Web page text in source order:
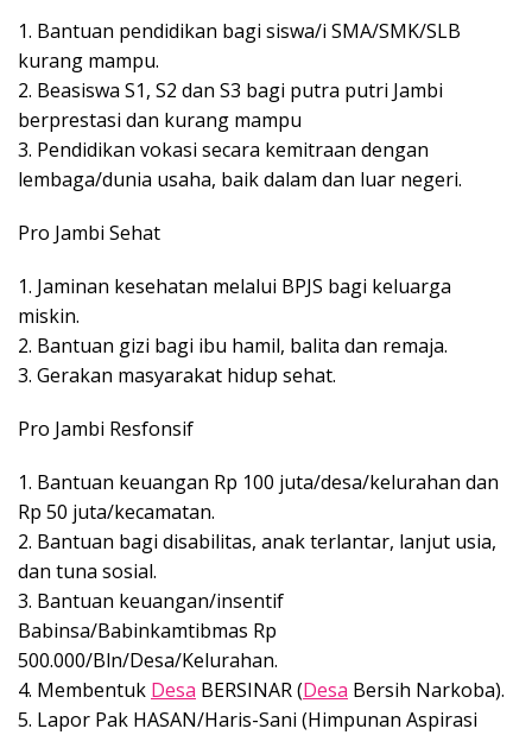
1. Bantuan pendidikan bagi siswa/i SMA/SMK/SLB
kurang mampu.
2. Beasiswa S1, S2 dan S3 bagi putra putri Jambi
berprestasi dan kurang mampu
3. Pendidikan vokasi secara kemitraan dengan
lembaga/dunia usaha, baik dalam dan luar negeri.
Pro Jambi Sehat
1. Jaminan kesehatan melalui BPJS bagi keluarga
miskin.
2. Bantuan gizi bagi ibu hamil, balita dan remaja.
3. Gerakan masyarakat hidup sehat.
Pro Jambi Resfonsif
1. Bantuan keuangan Rp 100 juta/desa/kelurahan dan
Rp 50 juta/kecamatan.
2. Bantuan bagi disabilitas, anak terlantar, lanjut usia,
dan tuna sosial.
3. Bantuan keuangan/insentif
Babinsa/Babinkamtibmas Rp
500.000/Bln/Desa/Kelurahan.
4. Membentuk Desa BERSINAR (Desa Bersih Narkoba).
5. Lapor Pak HASAN/Haris-Sani (Himpunan Aspirasi